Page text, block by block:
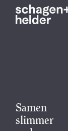
Samen
slimmer